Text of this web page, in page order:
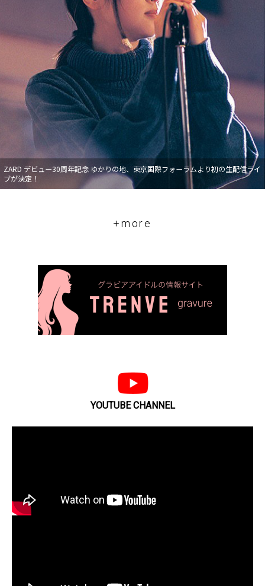
ZARD デビュー30周年記念 ゆかりの地、東京国際フォーラムより初の生配信ライ
ブが決定！
+more
YOUTUBE CHANNEL